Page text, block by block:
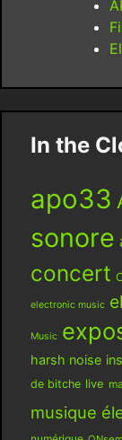
In the
apo33
sonore
concert
electronic music
Music
harsh noise
de bitche live
musique